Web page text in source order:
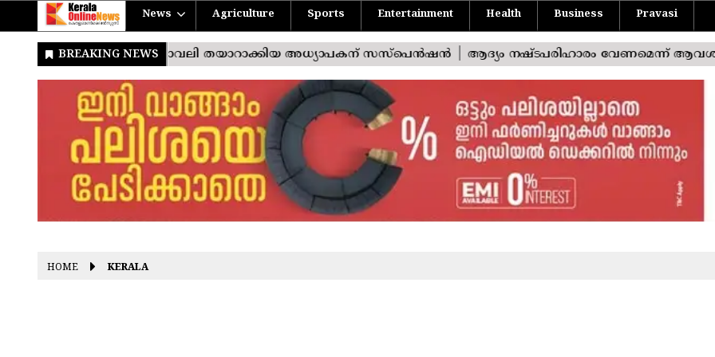
News Agriculture Sports Entertainment Health Business Pravasi
HOME KERALA